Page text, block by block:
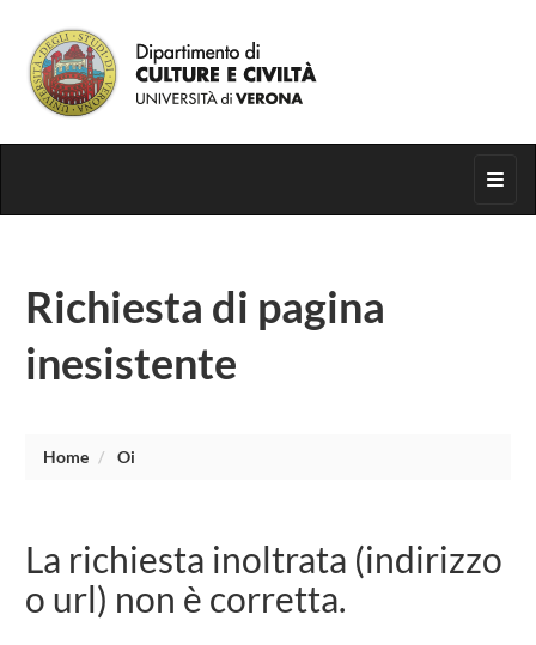
Richiesta di pagina
inesistente
Home Oi
La richiesta inoltrata (indirizzo
o url) non è corretta.